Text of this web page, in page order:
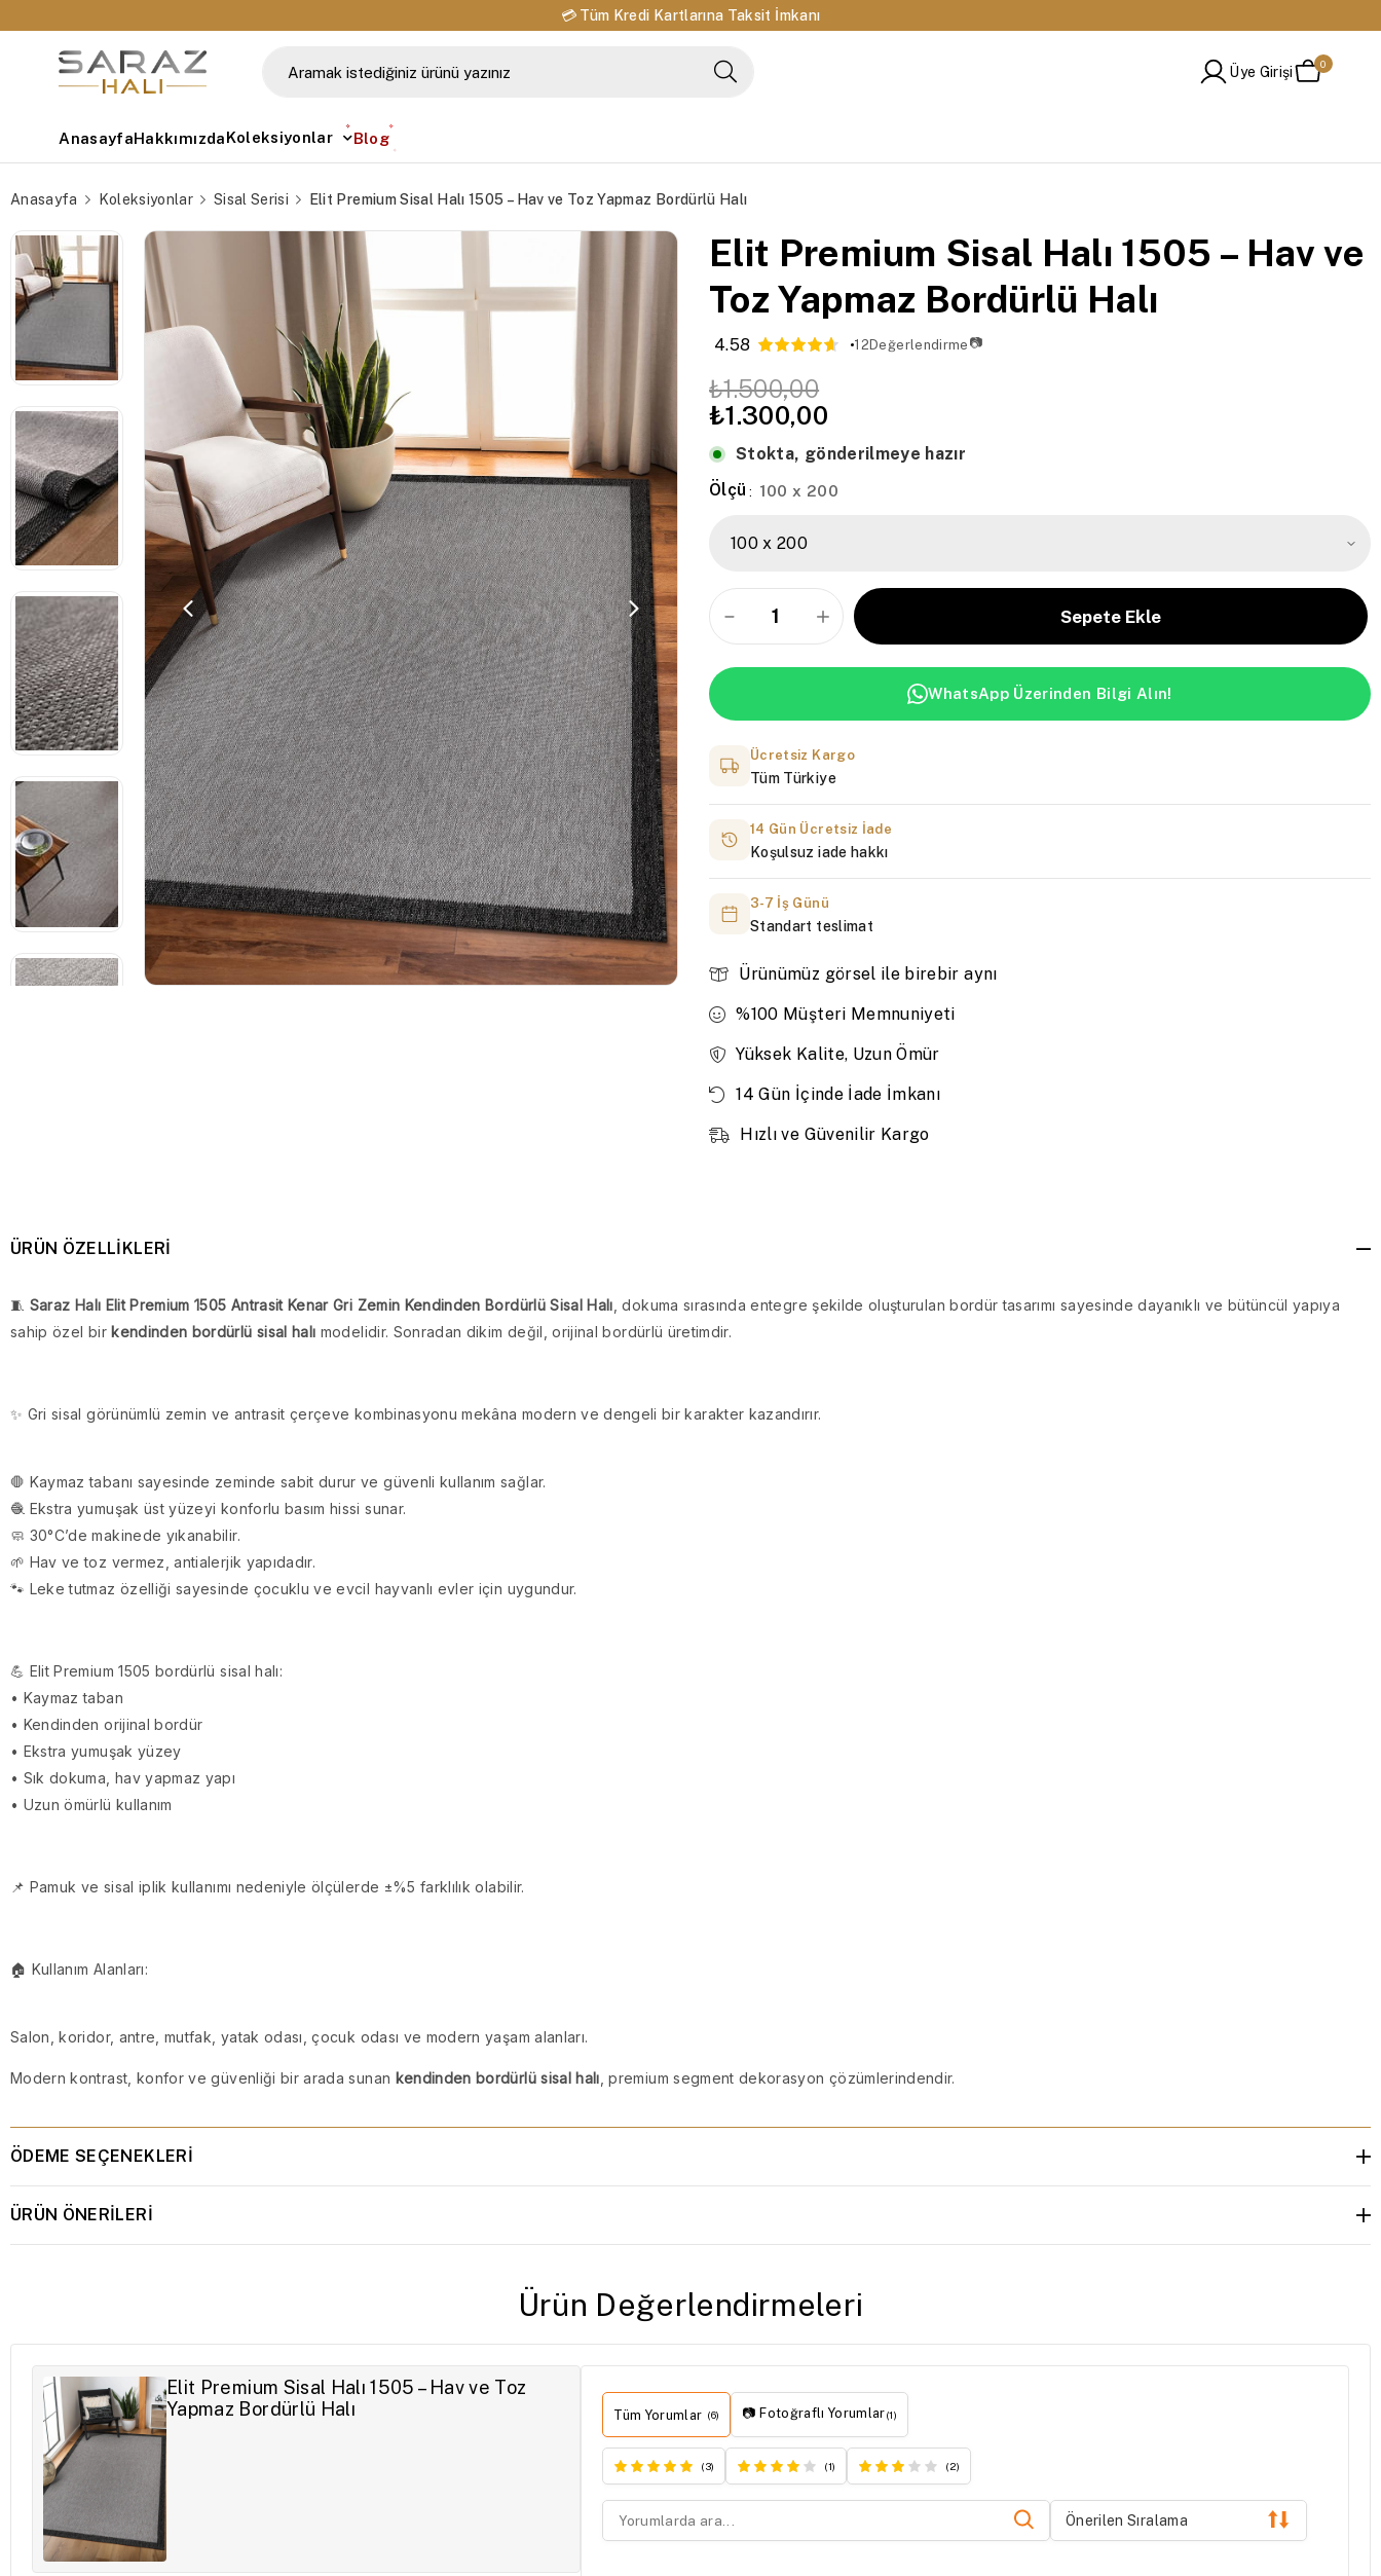
💳 Tüm Kredi Kartlarına Taksit İmkanı
Üye Girişi 0
AnasayfaHakkımızdaKoleksiyonlar Blog
Anasayfa Koleksiyonlar Sisal Serisi Elit Premium Sisal Halı 1505 – Hav ve Toz Yapmaz Bordürlü Halı
Elit Premium Sisal Halı 1505 – Hav ve
Toz Yapmaz Bordürlü Halı
4.58 12Değerlendirme 📷
₺1.500,00
₺1.300,00
Stokta, gönderilmeye hazır
Ölçü : 100 x 200
WhatsApp Üzerinden Bilgi Alın!
Ücretsiz Kargo
Tüm Türkiye
14 Gün Ücretsiz İade
Koşulsuz iade hakkı
3-7 İş Günü
Standart teslimat
Ürünümüz görsel ile birebir aynı
%100 Müşteri Memnuniyeti
Yüksek Kalite, Uzun Ömür
14 Gün İçinde İade İmkanı
Hızlı ve Güvenilir Kargo
Ürün Değerlendirmeleri
Elit Premium Sisal Halı 1505 – Hav ve Toz
Yapmaz Bordürlü Halı
Tüm Yorumlar (6) 📷 Fotoğraflı Yorumlar(1)
(3) (1) (2)
Önerilen Sıralama
ÜRÜN ÖZELLIKLERI
🧵 Saraz Halı Elit Premium 1505 Antrasit Kenar Gri Zemin Kendinden Bordürlü Sisal Halı , dokuma sırasında entegre şekilde oluşturulan bordür tasarımı sayesinde dayanıklı ve bütüncül yapıya
sahip özel bir kendinden bordürlü sisal halı modelidir. Sonradan dikim değil, orijinal bordürlü üretimdir.
✨ Gri sisal görünümlü zemin ve antrasit çerçeve kombinasyonu mekâna modern ve dengeli bir karakter kazandırır.
🛑 Kaymaz tabanı sayesinde zeminde sabit durur ve güvenli kullanım sağlar.
🧶 Ekstra yumuşak üst yüzeyi konforlu basım hissi sunar.
🧼 30°C’de makinede yıkanabilir.
🌱 Hav ve toz vermez, antialerjik yapıdadır.
🐾 Leke tutmaz özelliği sayesinde çocuklu ve evcil hayvanlı evler için uygundur.
💪 Elit Premium 1505 bordürlü sisal halı:
• Kaymaz taban
• Kendinden orijinal bordür
• Ekstra yumuşak yüzey
• Sık dokuma, hav yapmaz yapı
• Uzun ömürlü kullanım
📌 Pamuk ve sisal iplik kullanımı nedeniyle ölçülerde ±%5 farklılık olabilir.
🏠 Kullanım Alanları:
Salon, koridor, antre, mutfak, yatak odası, çocuk odası ve modern yaşam alanları.
Modern kontrast, konfor ve güvenliği bir arada sunan kendinden bordürlü sisal halı , premium segment dekorasyon çözümlerindendir.
ÖDEME SEÇENEKLERI
ÜRÜN ÖNERILERI